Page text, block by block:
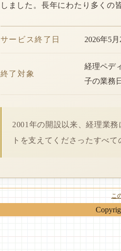
しました。長年にわたり多くの
サービス終了日 2026年5月
終了対象
経理ペデ
子の業務
2001年の開設以来、経理業
トを支えてくださったすべ
こ